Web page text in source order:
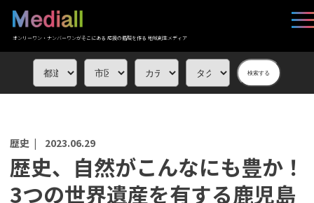
オンリーワン・ナンバーワンがそこにある 応援の循環を作る 地域創生メディア
検索する
歴史 | 2023.06.29
歴史、自然がこんなにも豊か！
3つの世界遺産を有する鹿児島